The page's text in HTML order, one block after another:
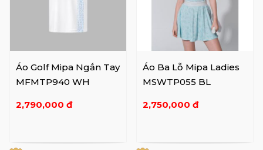
Áo Golf Mipa Ngắn Tay
MFMTP940 WH
2,790,000 đ
Áo Ba Lỗ Mipa Ladies
MSWTP055 BL
2,750,000 đ